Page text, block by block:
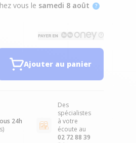
vous le samedi 8 août
Ajouter au panier
24h
Des
spécialistes
à votre
écoute au
02 72 88 39